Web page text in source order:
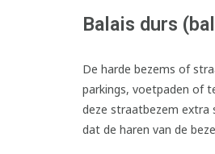
Balais durs
De harde bezems of
parkings, voetpaden of
deze straatbezem extra
dat de haren van de